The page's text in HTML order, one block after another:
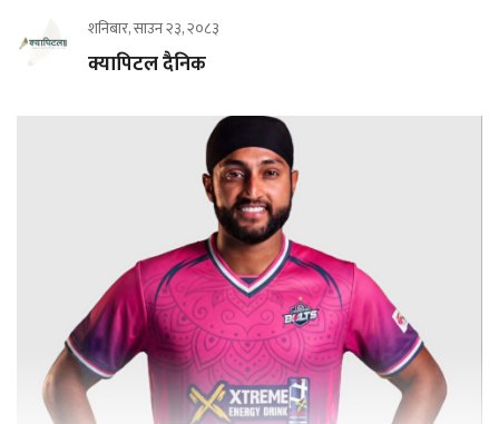
शनिबार, साउन २३, २०८३
क्यापिटल दैनिक